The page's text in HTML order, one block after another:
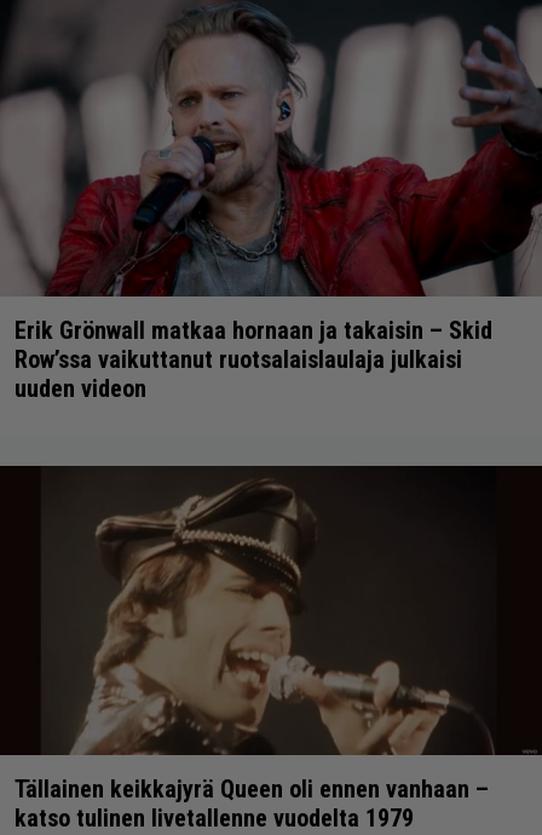
Erik Grönwall matkaa hornaan ja takaisin – Skid
Row’ssa vaikuttanut ruotsalaislaulaja julkaisi
uuden videon
Tällainen keikkajyrä Queen oli ennen vanhaan –
katso tulinen livetallenne vuodelta 1979